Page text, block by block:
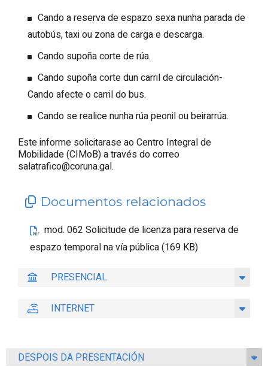
Cando a reserva de espazo sexa nunha parada de
autobús, taxi ou zona de carga e descarga.
Cando supoña corte de rúa.
Cando supoña corte dun carril de circulación-
Cando afecte o carril do bus.
Cando se realice nunha rúa peonil ou beirarrúa.
Este informe solicitarase ao Centro Integral de
Mobilidade (CIMoB) a través do correo
salatrafico@coruna.gal.
Documentos relacionados
mod. 062 Solicitude de licenza para reserva de
espazo temporal na vía pública (169 KB)
PRESENCIAL
INTERNET
DESPOIS DA PRESENTACIÓN